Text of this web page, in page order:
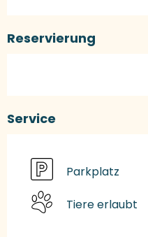
Reservierung
Service
Parkplatz
Tiere erlaubt